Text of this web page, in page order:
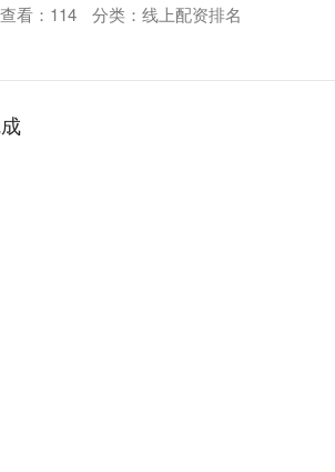
查看： 114 分类： 线上配资排名